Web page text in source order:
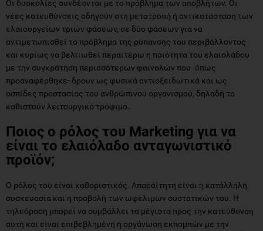
Οι δυσκολίες συνδέονται με το πρόβλημα των αποβλήτων. Οι
νέες κατευθύνσεις οδηγούν στη μετατροπή ή αντικατάσταση των
ελαιουργείων τριών φάσεων, σε δύο φάσεων για να
αντιμετωπισθεί το πρόβλημα της ρύπανσης του περιβάλλοντος
και κυρίως να βελτιωθεί περαιτέρω η ποιότητα του ελαιολάδου
με την συγκράτηση περισσότερων φαινολών που -όπως
προαναφέρθηκε- δρουν ως φυσικά αντιοξειδωτικά και ως
ασπίδες προστασίας του ανθρώπινου οργανισμού, δηλαδή το
καθιστούν λειτουργικό τρόφιμο.
Ποιος ο ρόλος του Marketing για να
είναι το ελαιόλαδο ανταγωνιστικό
προϊόν;
Ο ρόλος του είναι καθοριστικός. Απαραίτητη είναι η κατάλληλη
συσκευασία και η προβολή των ωφέλιμων συστατικών του. Η
τηλεόραση μπορεί να συμβάλλει τα μέγιστα προς την κατεύθυνση
αυτή και είναι επιβεβλημένη η οργάνωση εκπομπών με την